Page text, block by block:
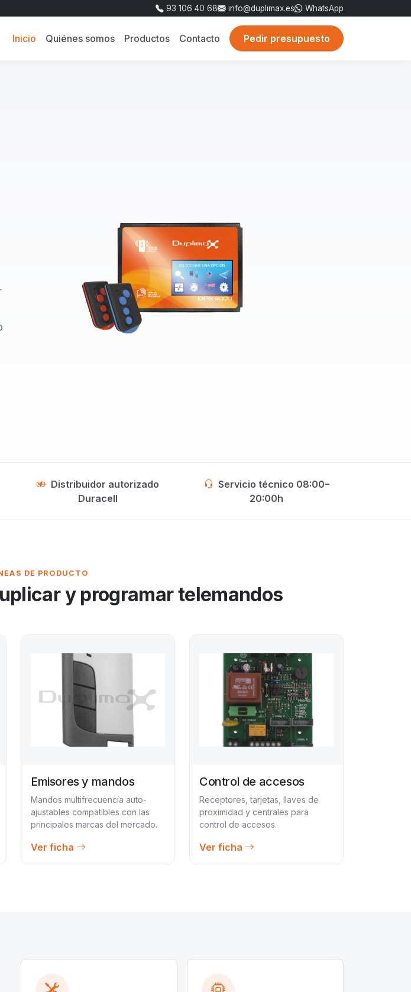
93 106 40 68 info@duplimax.es WhatsApp
Inicio Quiénes somos Productos Contacto Pedir presupuesto
Distribuidor autorizado
Duracell
Servicio técnico 08:00–
20:00h
DE PRODUCTO
y programar telemandos
Emisores y mandos
Mandos multifrecuencia auto-
ajustables compatibles con las
principales marcas del mercado.
Ver ficha
Control de accesos
Receptores, tarjetas, llaves de
proximidad y centrales para
control de accesos.
Ver ficha